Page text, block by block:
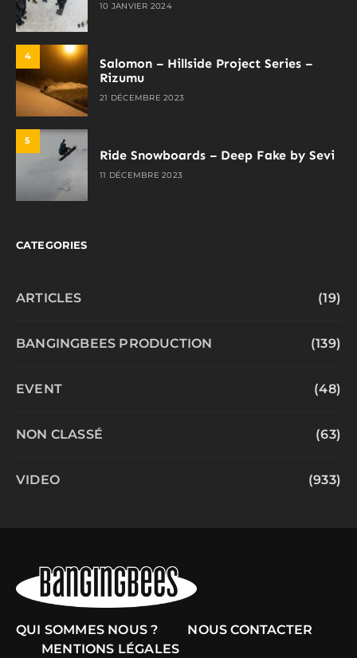
10 JANVIER 2024
4
Salomon – Hillside Project Series –
Rizumu
21 DÉCEMBRE 2023
5
Ride Snowboards – Deep Fake by Sevi
11 DÉCEMBRE 2023
CATEGORIES
ARTICLES (19)
BANGINGBEES PRODUCTION (139)
EVENT (48)
NON CLASSÉ (63)
VIDEO (933)
QUI SOMMES NOUS ?
NOUS CONTACTER
MENTIONS LÉGALES